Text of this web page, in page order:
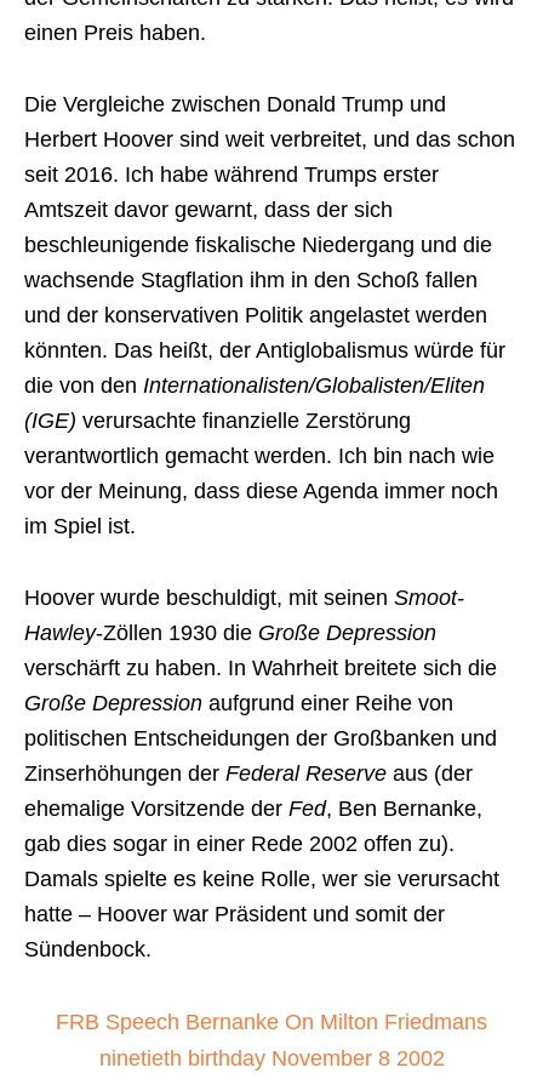
einen Preis haben.
Die Vergleiche zwischen Donald Trump und
Herbert Hoover sind weit verbreitet, und das schon
seit 2016. Ich habe während Trumps erster
Amtszeit davor gewarnt, dass der sich
beschleunigende fiskalische Niedergang und die
wachsende Stagflation ihm in den Schoß fallen
und der konservativen Politik angelastet werden
könnten. Das heißt, der Antiglobalismus würde für
die von den Internationalisten/Globalisten/Eliten
(IGE) verursachte finanzielle Zerstörung
verantwortlich gemacht werden. Ich bin nach wie
vor der Meinung, dass diese Agenda immer noch
im Spiel ist.
Hoover wurde beschuldigt, mit seinen Smoot-
Hawley-Zöllen 1930 die Große Depression
verschärft zu haben. In Wahrheit breitete sich die
Große Depression aufgrund einer Reihe von
politischen Entscheidungen der Großbanken und
Zinserhöhungen der Federal Reserve aus (der
ehemalige Vorsitzende der Fed, Ben Bernanke,
gab dies sogar in einer Rede 2002 offen zu).
Damals spielte es keine Rolle, wer sie verursacht
hatte – Hoover war Präsident und somit der
Sündenbock.
FRB Speech Bernanke On Milton Friedmans
ninetieth birthday November 8 2002